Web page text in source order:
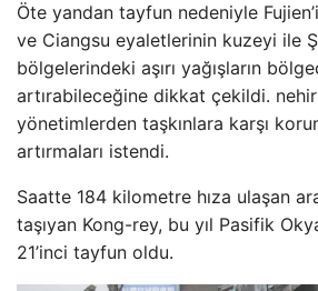
Öte yandan tayfun nedeniyle
ve Ciangsu eyaletlerinin kuzeyi ile
bölgelerindeki aşırı yağışların
artırabileceğine dikkat çekildi.
yönetimlerden taşkınlara karşı
artırmaları istendi.
Saatte 184 kilometre hıza ulaşan
taşıyan Kong-rey, bu yıl Pasifik
21’inci tayfun oldu.